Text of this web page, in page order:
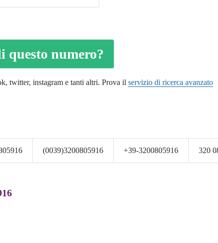
questo numero?
twitter, instagram e tanti altri. Prova il servizio di ricerca avanzato
(0039)3200805916 +39-3200805916 320